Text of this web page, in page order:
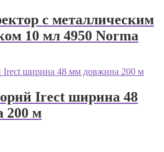
с металлическим
10 мл 4950 Norma
Irect ширина 48
200 м